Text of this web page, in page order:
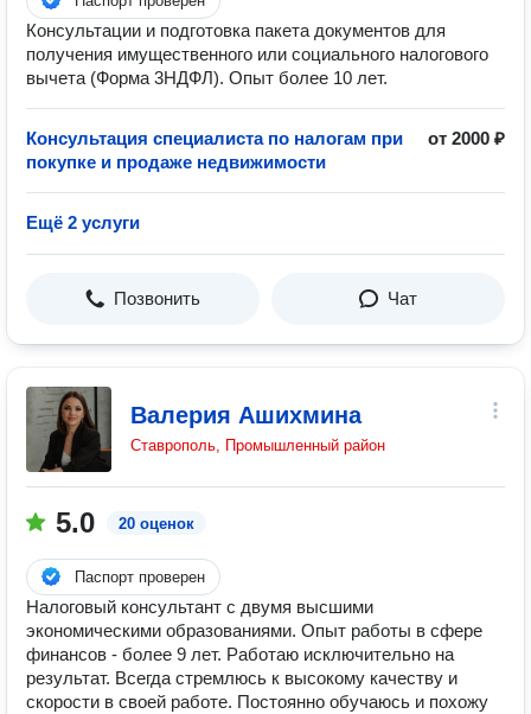
Консультации и подготовка пакета документов для
получения имущественного или социального налогового
вычета (Форма 3НДФЛ). Опыт более 10 лет.
Консультация специалиста по налогам при
покупке и продаже недвижимости
от 2000 ₽
Ещё 2 услуги
Позвонить Чат
Валерия Ашихмина
Ставрополь, Промышленный район
5.0 20 оценок
Паспорт проверен
Налоговый консультант с двумя высшими
экономическими образованиями. Опыт работы в сфере
финансов - более 9 лет. Работаю исключительно на
результат. Всегда стремлюсь к высокому качеству и
скорости в своей работе. Постоянно обучаюсь и похожу